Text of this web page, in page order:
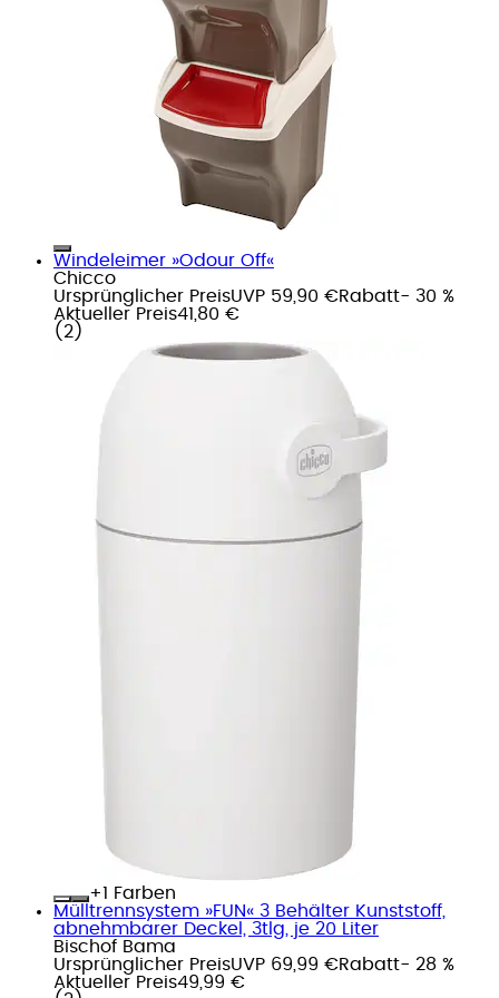
Windeleimer »Odour Off«
Chicco
Ursprünglicher PreisUVP 59,90 €Rabatt- 30 %
Aktueller Preis41,80 €
( 2 )
+
Farben
Mülltrennsystem »FUN« 3 Behälter Kunststoff,
abnehmbarer Deckel, 3tlg, je 20 Liter
Bischof Bama
Ursprünglicher PreisUVP 69,99 €Rabatt- 28 %
Aktueller Preis49,99 €